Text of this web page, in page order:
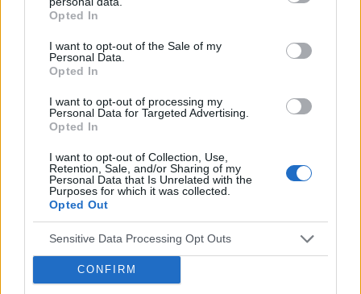
Opted In
I want to opt-out of the Sale of my
Personal Data.
Opted In
I want to opt-out of processing my
Personal Data for Targeted Advertising.
Opted In
I want to opt-out of Collection, Use,
Retention, Sale, and/or Sharing of my
Personal Data that Is Unrelated with the
Purposes for which it was collected.
Opted Out
Sensitive Data Processing Opt Outs
CONFIRM
Sala/Room 1. Problemy osób niepełnosprawnych intelektualnie w
wieku podeszłym
Moderacja: Dr Krzysztof Krysta
Wykładowcy: K. Bobińska, A. Bratek, B. Perera,
A. Gutowska: Starzenie się osób z niepełnosprawnością intelektualną -
perspektywa humanistyczna
Sesja pod patronatem Sekcji EPA - Mental Health and Intellectual
Disabilities (MHID)